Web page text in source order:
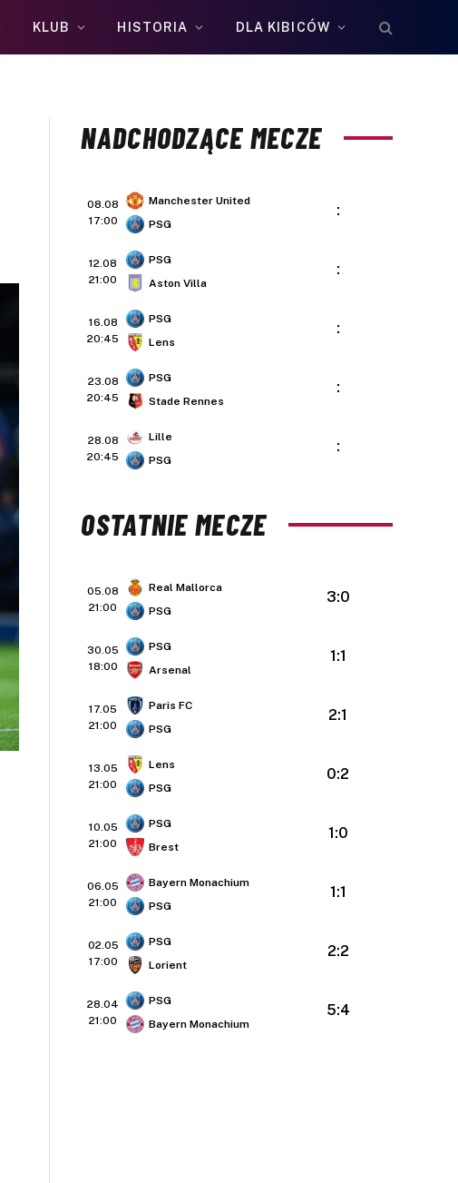
KLUB HISTORIA DLA KIBICÓW
NADCHODZĄCE MECZE
08.08
17:00
Manchester United
PSG
:
12.08
21:00
PSG
Aston Villa
:
16.08
20:45
PSG
Lens
:
23.08
20:45
PSG
Stade Rennes
:
28.08
20:45
Lille
PSG
:
OSTATNIE MECZE
05.08
21:00
Real Mallorca
PSG
3:0
30.05
18:00
PSG
Arsenal
1:1
17.05
21:00
Paris FC
PSG
2:1
13.05
21:00
Lens
PSG
0:2
10.05
21:00
PSG
Brest
1:0
06.05
21:00
Bayern Monachium
PSG
1:1
02.05
17:00
PSG
Lorient
2:2
28.04
21:00
PSG
Bayern Monachium
5:4